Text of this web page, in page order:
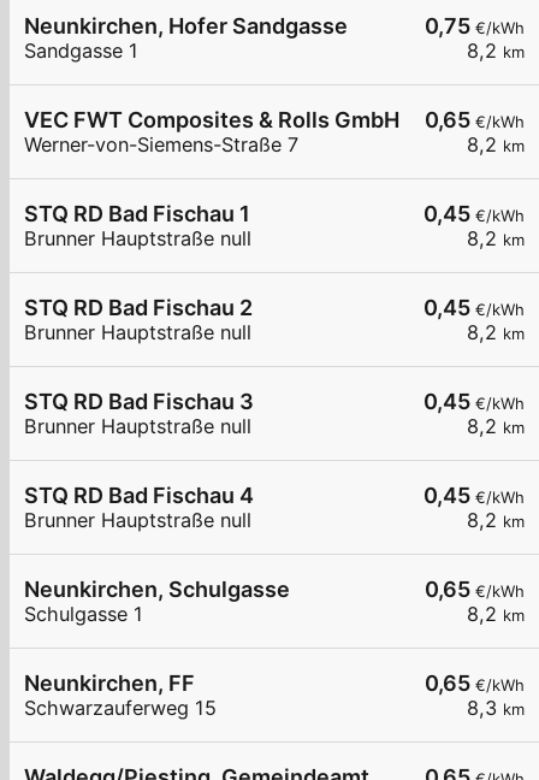
0,75 €/kWh
8,2 km
Neunkirchen, Hofer Sandgasse
Sandgasse 1
0,65 €/kWh
8,2 km
VEC FWT Composites & Rolls GmbH
Werner-von-Siemens-Straße 7
0,45 €/kWh
8,2 km
STQ RD Bad Fischau 1
Brunner Hauptstraße null
0,45 €/kWh
8,2 km
STQ RD Bad Fischau 2
Brunner Hauptstraße null
0,45 €/kWh
8,2 km
STQ RD Bad Fischau 3
Brunner Hauptstraße null
0,45 €/kWh
8,2 km
STQ RD Bad Fischau 4
Brunner Hauptstraße null
0,65 €/kWh
8,2 km
Neunkirchen, Schulgasse
Schulgasse 1
0,65 €/kWh
8,3 km
Neunkirchen, FF
Schwarzauferweg 15